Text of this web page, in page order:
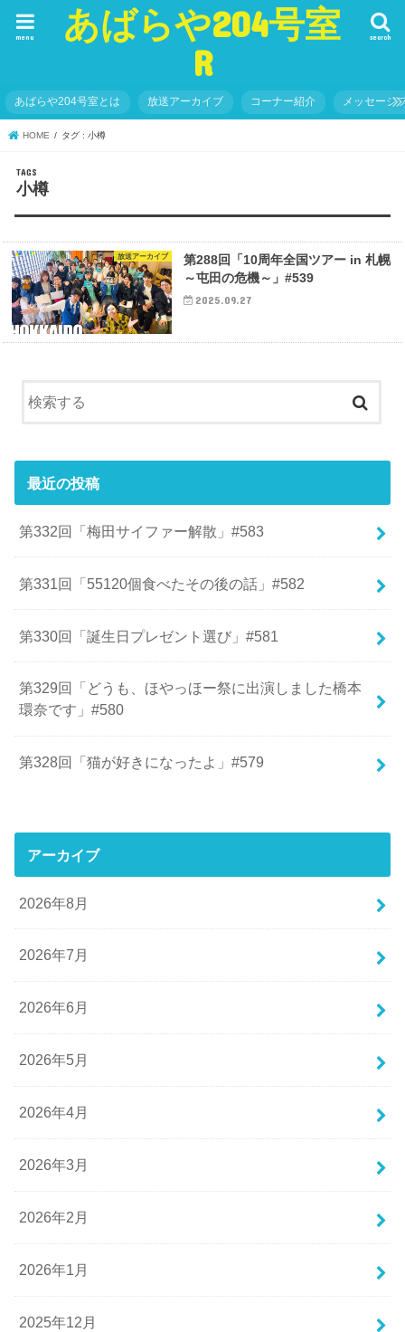
あばらや204号室
R
search
menu
あばらや204号室とは 放送アーカイブ コーナー紹介 メッセージ
HOME タグ : 小樽
小樽
放送アーカイブ
第288回「10周年全国ツアー in 札幌
～屯田の危機～」#539
2025.09.27
最近の投稿
第332回「梅田サイファー解散」#583
第331回「55120個食べたその後の話」#582
第330回「誕生日プレゼント選び」#581
第329回「どうも、ほやっほー祭に出演しました橋本
環奈です」#580
第328回「猫が好きになったよ」#579
アーカイブ
2026年8月
2026年7月
2026年6月
2026年5月
2026年4月
2026年3月
2026年2月
2026年1月
2025年12月